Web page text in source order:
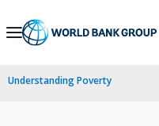
Skip
Navigation
Understanding Poverty